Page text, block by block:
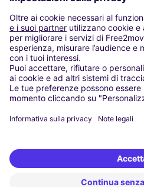
LE NOSTRE CITTÀ
Paris
Madrid
Washington DC
Milano
Roma
Torino
Vienna
Berlino
Düsseldorf